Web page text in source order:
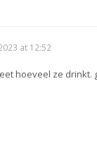
at 12:52
hoeveel ze